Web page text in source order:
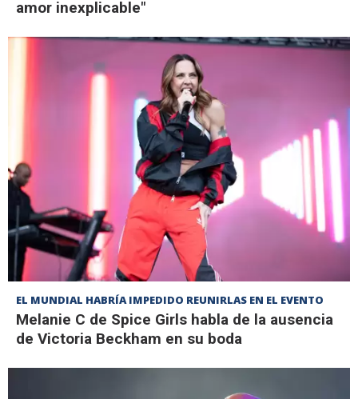
amor inexplicable"
EL MUNDIAL HABRÍA IMPEDIDO REUNIRLAS EN EL EVENTO
Melanie C de Spice Girls habla de la ausencia
de Victoria Beckham en su boda